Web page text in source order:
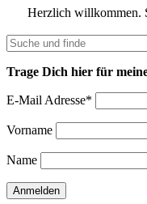
Herzlich willkommen.
Trage Dich hier für
E-Mail Adresse*
Vorname
Name